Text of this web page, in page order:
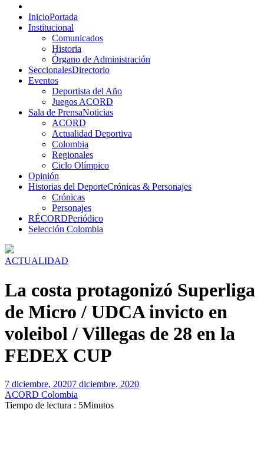
Menú
principalInicioPortada
Institucional
Comunicados
Historia
Órgano de Administración
SeccionalesDirectorio
Eventos
Deportista del Año
Juegos ACORD
Sala de PrensaNoticias
ACORD
Actualidad Deportiva
Colombia
Regionales
Ciclo Olímpico
Opinión
Historias del DeporteCrónicas & Personajes
Crónicas
Personajes
RÉCORDPeriódico
Selección Colombia
ACTUALIDAD
La costa protagonizó Superliga
de Micro / UDCA invicto en
voleibol / Villegas de 28 en la
FEDEX CUP
7 diciembre, 20207 diciembre, 2020
ACORD Colombia
Tiempo de lectura : 5Minutos